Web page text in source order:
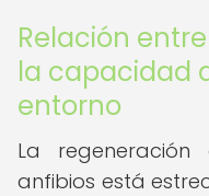
Relación
la capacidad
entorno
La
anfibios está